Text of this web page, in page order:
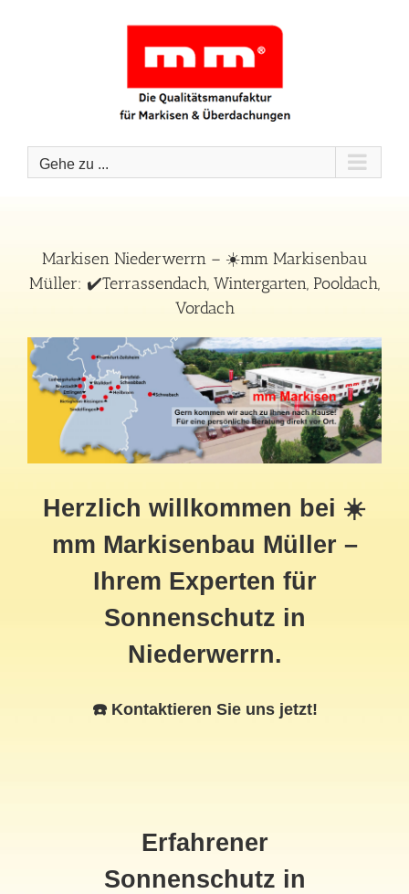
Gehe zu ...
Markisen Niederwerrn – ☀️mm Markisenbau
Müller: ✔️Terrassendach, Wintergarten, Pooldach,
Vordach
Herzlich willkommen bei ☀️
mm Markisenbau Müller –
Ihrem Experten für
Sonnenschutz in
Niederwerrn.
☎️ Kontaktieren Sie uns jetzt!
Erfahrener
Sonnenschutz in